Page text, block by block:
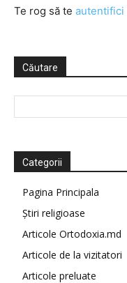
Te rog să te autentifici
Căutare
Categorii
Pagina Principala
Știri religioase
Articole Ortodoxia.md
Articole de la vizitatori
Articole preluate